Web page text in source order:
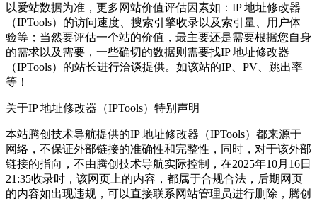
以爱站数据为准，更多网站价值评估因素如：IP 地址修改器
（IPTools）的访问速度、搜索引擎收录以及索引量、用户体
验等；当然要评估一个站的价值，最主要还是需要根据您自身
的需求以及需要，一些确切的数据则需要找IP 地址修改器
（IPTools）的站长进行洽谈提供。如该站的IP、PV、跳出率
等！
关于IP 地址修改器（IPTools） 特别声明
本站腾创技术导航提供的IP 地址修改器（IPTools）都来源于
网络，不保证外部链接的准确性和完整性，同时，对于该外部
链接的指向，不由腾创技术导航实际控制，在2025年10月16日
21:35收录时，该网页上的内容，都属于合规合法，后期网页
的内容如出现违规，可以直接联系网站管理员进行删除，腾创